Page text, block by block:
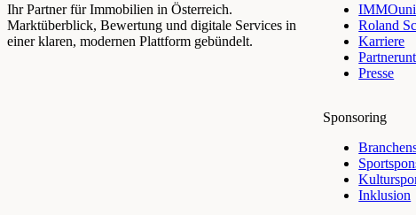
Ihr Partner für Immobilien in Österreich.
Marktüberblick, Bewertung und digitale Services in
einer klaren, modernen Plattform gebündelt.
Roland
Karriere
Presse
Sponsoring
Inklusion